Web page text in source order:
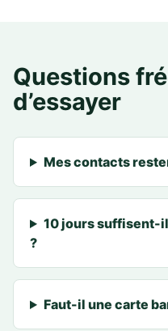
Questions
d’essayer
Mes contacts
10 jours suffisent-
?
Faut-il une carte